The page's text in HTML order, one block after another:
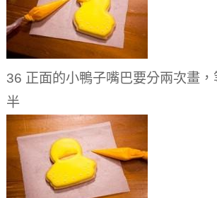
36 正面的小鴨子嘴巴要分兩次畫
半